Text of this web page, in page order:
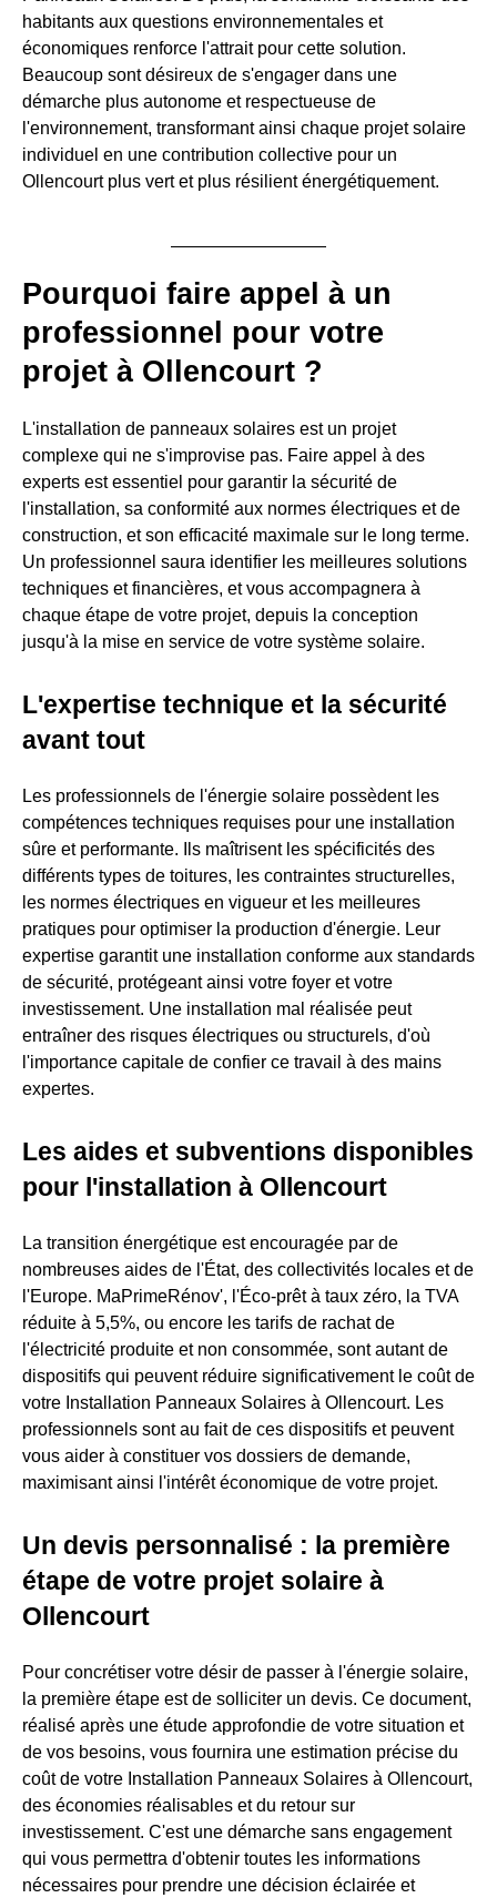
habitants aux questions environnementales et
économiques renforce l'attrait pour cette solution.
Beaucoup sont désireux de s'engager dans une
démarche plus autonome et respectueuse de
l'environnement, transformant ainsi chaque projet solaire
individuel en une contribution collective pour un
Ollencourt plus vert et plus résilient énergétiquement.
Pourquoi faire appel à un
professionnel pour votre
projet à Ollencourt ?
L'installation de panneaux solaires est un projet
complexe qui ne s'improvise pas. Faire appel à des
experts est essentiel pour garantir la sécurité de
l'installation, sa conformité aux normes électriques et de
construction, et son efficacité maximale sur le long terme.
Un professionnel saura identifier les meilleures solutions
techniques et financières, et vous accompagnera à
chaque étape de votre projet, depuis la conception
jusqu'à la mise en service de votre système solaire.
L'expertise technique et la sécurité
avant tout
Les professionnels de l'énergie solaire possèdent les
compétences techniques requises pour une installation
sûre et performante. Ils maîtrisent les spécificités des
différents types de toitures, les contraintes structurelles,
les normes électriques en vigueur et les meilleures
pratiques pour optimiser la production d'énergie. Leur
expertise garantit une installation conforme aux standards
de sécurité, protégeant ainsi votre foyer et votre
investissement. Une installation mal réalisée peut
entraîner des risques électriques ou structurels, d'où
l'importance capitale de confier ce travail à des mains
expertes.
Les aides et subventions disponibles
pour l'installation à Ollencourt
La transition énergétique est encouragée par de
nombreuses aides de l'État, des collectivités locales et de
l'Europe. MaPrimeRénov', l'Éco-prêt à taux zéro, la TVA
réduite à 5,5%, ou encore les tarifs de rachat de
l'électricité produite et non consommée, sont autant de
dispositifs qui peuvent réduire significativement le coût de
votre Installation Panneaux Solaires à Ollencourt. Les
professionnels sont au fait de ces dispositifs et peuvent
vous aider à constituer vos dossiers de demande,
maximisant ainsi l'intérêt économique de votre projet.
Un devis personnalisé : la première
étape de votre projet solaire à
Ollencourt
Pour concrétiser votre désir de passer à l'énergie solaire,
la première étape est de solliciter un devis. Ce document,
réalisé après une étude approfondie de votre situation et
de vos besoins, vous fournira une estimation précise du
coût de votre Installation Panneaux Solaires à Ollencourt,
des économies réalisables et du retour sur
investissement. C'est une démarche sans engagement
qui vous permettra d'obtenir toutes les informations
nécessaires pour prendre une décision éclairée et